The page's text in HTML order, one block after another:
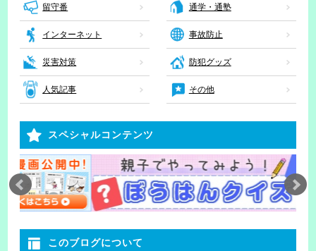
留守番 通学・通塾
インターネット 事故防止
災害対策 防犯グッズ
人気記事 その他
スペシャルコンテンツ
このブログについて